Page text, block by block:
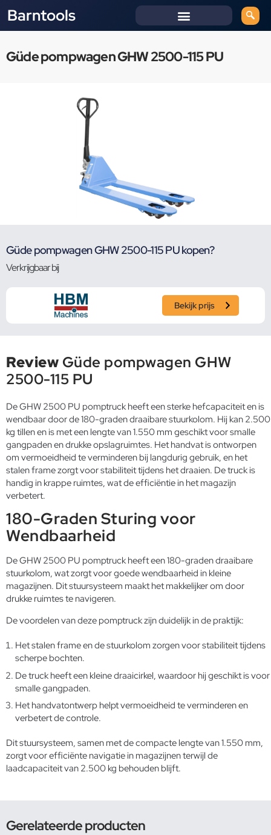
Barntools
Güde pompwagen GHW 2500-115 PU
Güde pompwagen GHW 2500-115 PU kopen?
Verkrijgbaar bij
Bekijk prijs
Review Güde pompwagen GHW
2500-115 PU
De GHW 2500 PU pomptruck heeft een sterke hefcapaciteit en is
wendbaar door de 180-graden draaibare stuurkolom. Hij kan 2.500
kg tillen en is met een lengte van 1.550 mm geschikt voor smalle
gangpaden en drukke opslagruimtes. Het handvat is ontworpen
om vermoeidheid te verminderen bij langdurig gebruik, en het
stalen frame zorgt voor stabiliteit tijdens het draaien. De truck is
handig in krappe ruimtes, wat de efficiëntie in het magazijn
verbetert.
180-Graden Sturing voor
Wendbaarheid
De GHW 2500 PU pomptruck heeft een 180-graden draaibare
stuurkolom, wat zorgt voor goede wendbaarheid in kleine
magazijnen. Dit stuursysteem maakt het makkelijker om door
drukke ruimtes te navigeren.
De voordelen van deze pomptruck zijn duidelijk in de praktijk:
Het stalen frame en de stuurkolom zorgen voor stabiliteit tijdens
scherpe bochten.
De truck heeft een kleine draaicirkel, waardoor hij geschikt is voor
smalle gangpaden.
Het handvatontwerp helpt vermoeidheid te verminderen en
verbetert de controle.
Dit stuursysteem, samen met de compacte lengte van 1.550 mm,
zorgt voor efficiënte navigatie in magazijnen terwijl de
laadcapaciteit van 2.500 kg behouden blijft.
Gerelateerde producten